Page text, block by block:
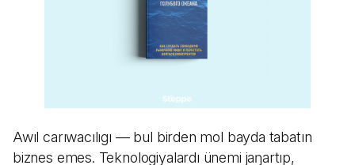
Awıl carıwacılıgı — bul birden mol bayda tabatın
biznes emes. Teknologiyalardı ünemi jaŋartıp,